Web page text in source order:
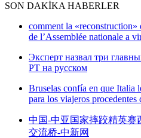
SON DAKİKA HABERLER
comment la
de l’Assemblée nationale a
Эксперт назвал три
РТ на русском
Bruselas confía en que Italia
para los viajeros procedentes
中国-中亚国家摔跤精英赛
交流桥-中新网